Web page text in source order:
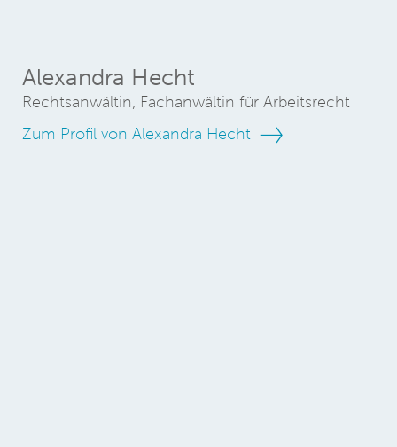
Alexandra Hecht
Rechtsanwältin, Fachanwältin für Arbeitsrecht
Zum Profil von Alexandra Hecht